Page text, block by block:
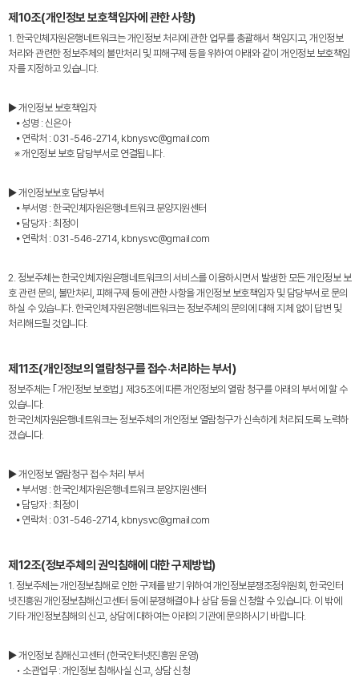
제10조(개인정보 보호책임자에 관한 사항)
1. 한국인체자원은행네트워크는 개인정보 처리에 관한 업무를 총괄해서 책임지고, 개인정보
처리와 관련한 정보주체의 불만처리 및 피해구제 등을 위하여 아래와 같이 개인정보 보호책임
자를 지정하고 있습니다.
▶ 개인정보 보호책임자
⦁ 성명 : 신은아
⦁ 연락처 : 031-546-2714, kbnysvc@gmail.com
※ 개인정보 보호 담당부서로 연결됩니다.
▶ 개인정보보호 담당부서
⦁ 부서명 : 한국인체자원은행네트워크 분양지원센터
⦁ 담당자 : 최정이
⦁ 연락처 : 031-546-2714, kbnysvc@gmail.com
2. 정보주체는 한국인체자원은행네트워크의 서비스를 이용하시면서 발생한 모든 개인정보 보
호 관련 문의, 불만처리, 피해구제 등에 관한 사항을 개인정보 보호책임자 및 담당부서로 문의
하실 수 있습니다. 한국인체자원은행네트워크는 정보주체의 문의에 대해 지체 없이 답변 및
처리해드릴 것입니다.
제11조(개인정보의 열람청구를 접수·처리하는 부서)
정보주체는 ｢개인정보 보호법｣ 제35조에 따른 개인정보의 열람 청구를 아래의 부서에 할 수
있습니다.
한국인체자원은행네트워크는 정보주체의 개인정보 열람청구가 신속하게 처리되도록 노력하
겠습니다.
▶ 개인정보 열람청구 접수·처리 부서
⦁ 부서명 : 한국인체자원은행네트워크 분양지원센터
⦁ 담당자 : 최정이
⦁ 연락처 : 031-546-2714, kbnysvc@gmail.com
제12조(정보주체의 권익침해에 대한 구제방법)
1. 정보주체는 개인정보침해로 인한 구제를 받기 위하여 개인정보분쟁조정위원회, 한국인터
넷진흥원 개인정보침해신고센터 등에 분쟁해결이나 상담 등을 신청할 수 있습니다. 이 밖에
기타 개인정보침해의 신고, 상담에 대하여는 아래의 기관에 문의하시기 바랍니다.
▶ 개인정보 침해신고센터 (한국인터넷진흥원 운영)
• 소관업무 : 개인정보 침해사실 신고, 상담 신청